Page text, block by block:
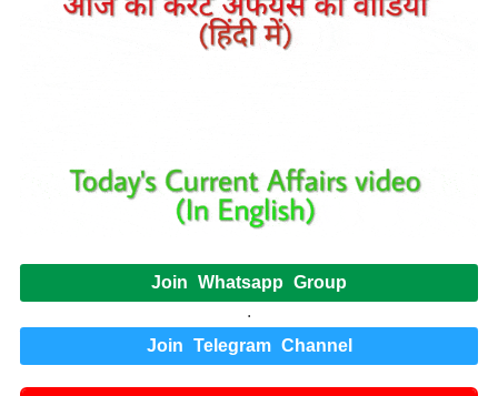
Join Whatsapp Group
.
Join Telegram Channel